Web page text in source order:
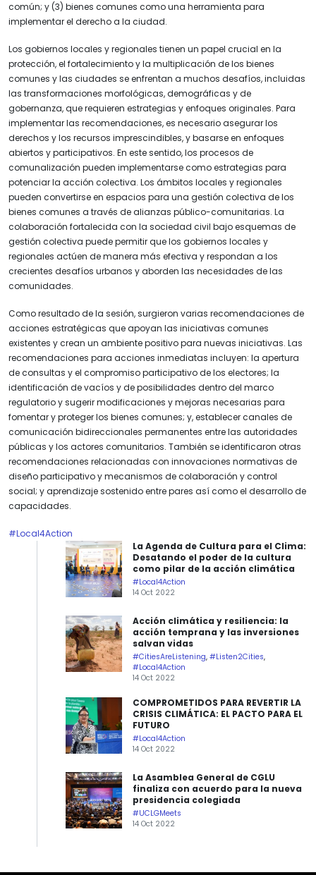
común; y (3) bienes comunes como una herramienta para
implementar el derecho a la ciudad.
Los gobiernos locales y regionales tienen un papel crucial en la
protección, el fortalecimiento y la multiplicación de los bienes
comunes y las ciudades se enfrentan a muchos desafíos, incluidas
las transformaciones morfológicas, demográficas y de
gobernanza, que requieren estrategias y enfoques originales. Para
implementar las recomendaciones, es necesario asegurar los
derechos y los recursos imprescindibles, y basarse en enfoques
abiertos y participativos. En este sentido, los procesos de
comunalización pueden implementarse como estrategias para
potenciar la acción colectiva. Los ámbitos locales y regionales
pueden convertirse en espacios para una gestión colectiva de los
bienes comunes a través de alianzas público-comunitarias. La
colaboración fortalecida con la sociedad civil bajo esquemas de
gestión colectiva puede permitir que los gobiernos locales y
regionales actúen de manera más efectiva y respondan a los
crecientes desafíos urbanos y aborden las necesidades de las
comunidades.
Como resultado de la sesión, surgieron varias recomendaciones de
acciones estratégicas que apoyan las iniciativas comunes
existentes y crean un ambiente positivo para nuevas iniciativas. Las
recomendaciones para acciones inmediatas incluyen: la apertura
de consultas y el compromiso participativo de los electores; la
identificación de vacíos y de posibilidades dentro del marco
regulatorio y sugerir modificaciones y mejoras necesarias para
fomentar y proteger los bienes comunes; y, establecer canales de
comunicación bidireccionales permanentes entre las autoridades
públicas y los actores comunitarios. También se identificaron otras
recomendaciones relacionadas con innovaciones normativas de
diseño participativo y mecanismos de colaboración y control
social; y aprendizaje sostenido entre pares así como el desarrollo de
capacidades.
#Local4Action
La Agenda de Cultura para el Clima:
Desatando el poder de la cultura
como pilar de la acción climática
#Local4Action
14 Oct 2022
Acción climática y resiliencia: la
acción temprana y las inversiones
salvan vidas
#CitiesAreListening, #Listen2Cities,
#Local4Action
14 Oct 2022
COMPROMETIDOS PARA REVERTIR LA
CRISIS CLIMÁTICA: EL PACTO PARA EL
FUTURO
#Local4Action
14 Oct 2022
La Asamblea General de CGLU
finaliza con acuerdo para la nueva
presidencia colegiada
#UCLGMeets
14 Oct 2022